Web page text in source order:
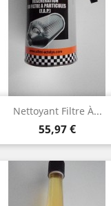
Nettoyant Filtre À...
Prix
55,97 €